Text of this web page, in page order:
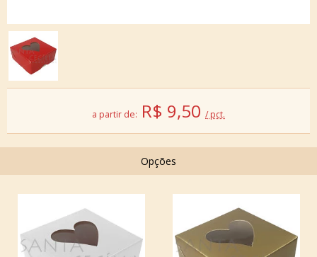
a partir de: R$ 9,50 / pct.
Opções